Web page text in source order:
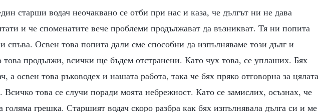
старши водач неочаквано се отби при нас и каза, че дългът ни не дава
и че споменатите вече проблеми продължават да възникват. Тя ни попита
спъва. Освен това попита дали сме способни да изпълняваме този дълг и
това продължи, всички ще бъдем отстранени. Като чух това, се уплаших. Бях
а освен това ръководех и нашата работа, така че бях пряко отговорна за цялата
Всичко това се случи поради моята небрежност. Като се замислих, осъзнах, че
голяма грешка. Старшият водач скоро разбра как бях изпълнявала дълга си и ме